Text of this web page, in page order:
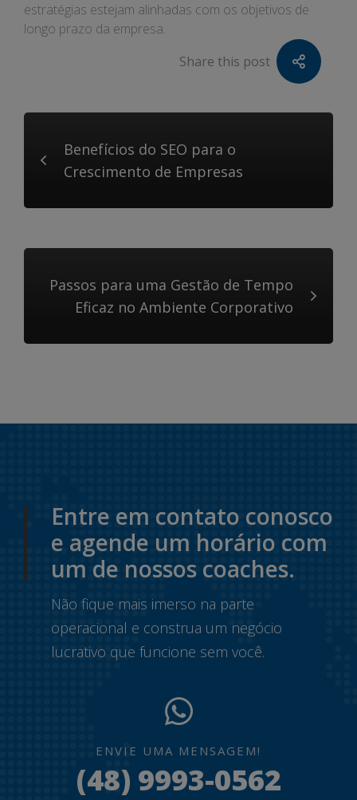
estratégias estejam alinhadas com os objetivos de
longo prazo da empresa.
Share this post
Benefícios do SEO para o
Crescimento de Empresas
Passos para uma Gestão de Tempo
Eficaz no Ambiente Corporativo
Entre em contato conosco
e agende um horário com
um de nossos coaches.
Não fique mais imerso na parte
operacional e construa um negócio
lucrativo que funcione sem você.
ENVIE UMA MENSAGEM!
(48) 9993-0562